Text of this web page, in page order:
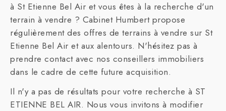
à St Etienne Bel Air et vous êtes à la recherche d'un
terrain à vendre ? Cabinet Humbert propose
régulièrement des offres de terrains à vendre sur St
Etienne Bel Air et aux alentours. N'hésitez pas à
prendre contact avec nos conseillers immobiliers
dans le cadre de cette future acquisition.
Il n'y a pas de résultats pour votre recherche à ST
ETIENNE BEL AIR. Nous vous invitons à modifier